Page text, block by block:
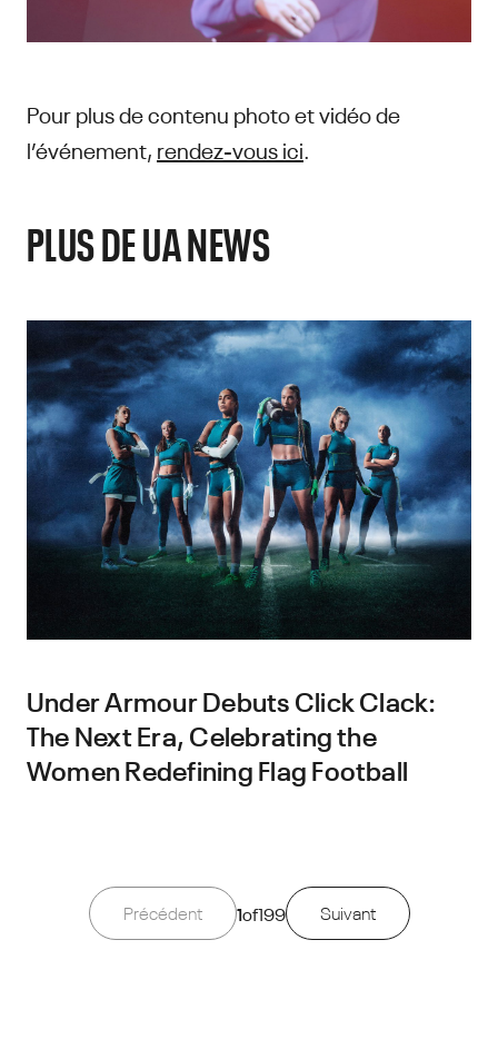
Pour plus de contenu photo et vidéo de
l’événement, rendez-vous ici
PLUS DE UA NEWS
Under Armour Debuts Click Clack:
The Next Era, Celebrating the
Women Redefining Flag Football
Précédent 1of199 Suivant